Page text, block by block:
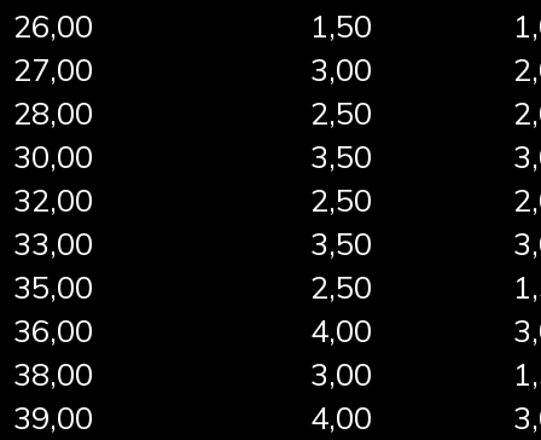
26,00
1,50
27,00
3,00
28,00
2,50
30,00
3,50
32,00
2,50
33,00
3,50
35,00
2,50
36,00
4,00
38,00
3,00
39,00
4,00